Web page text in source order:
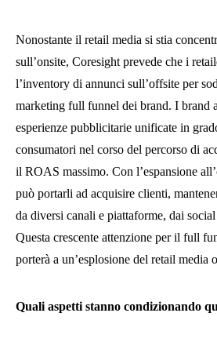
Nonostante il retail media si stia
sull’onsite, Coresight prevede che i
l’inventory di annunci sull’offsite per
marketing full funnel dei brand. I brand
esperienze pubblicitarie unificate in
consumatori nel corso del percorso di
il ROAS massimo. Con l’espansione
può portarli ad acquisire clienti,
da diversi canali e piattaforme, dai
Questa crescente attenzione per il full
porterà a un’esplosione del retail media
Quali aspetti stanno condizionando